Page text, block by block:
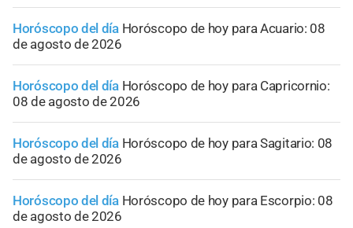
Horóscopo del día Horóscopo de hoy para Acuario: 08
de agosto de 2026
Horóscopo del día Horóscopo de hoy para Capricornio:
08 de agosto de 2026
Horóscopo del día Horóscopo de hoy para Sagitario: 08
de agosto de 2026
Horóscopo del día Horóscopo de hoy para Escorpio: 08
de agosto de 2026